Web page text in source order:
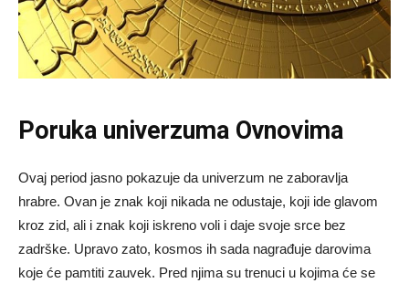
Poruka univerzuma Ovnovima
Ovaj period jasno pokazuje da univerzum ne zaboravlja
hrabre. Ovan je znak koji nikada ne odustaje, koji ide glavom
kroz zid, ali i znak koji iskreno voli i daje svoje srce bez
zadrške. Upravo zato, kosmos ih sada nagrađuje darovima
koje će pamtiti zauvek. Pred njima su trenuci u kojima će se